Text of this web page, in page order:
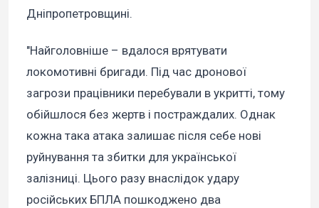
Дніпропетровщині.
"Найголовніше – вдалося врятувати
локомотивні бригади. Під час дронової
загрози працівники перебували в укритті, тому
обійшлося без жертв і постраждалих. Однак
кожна така атака залишає після себе нові
руйнування та збитки для української
залізниці. Цього разу внаслідок удару
російських БПЛА пошкоджено два